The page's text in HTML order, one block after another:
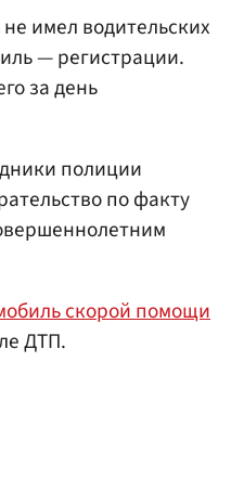
имел водительских
— регистрации.
за день
полиции
по факту
скорой помощи
ДТП.